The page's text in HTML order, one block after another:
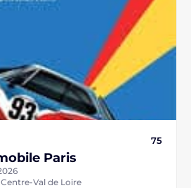
75
Paris
Val de Loire